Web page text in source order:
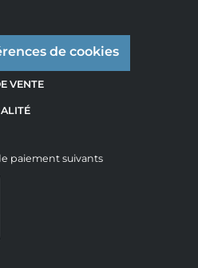
de cookies
VENTE
paiement suivants